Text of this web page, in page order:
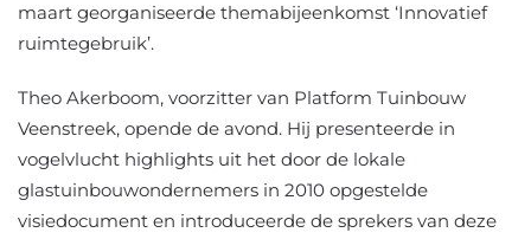
maart georganiseerde themabijeenkomst ‘Innovatief
ruimtegebruik’.
Theo Akerboom, voorzitter van Platform Tuinbouw
Veenstreek, opende de avond. Hij presenteerde in
vogelvlucht highlights uit het door de lokale
glastuinbouwondernemers in 2010 opgestelde
visiedocument en introduceerde de sprekers van deze